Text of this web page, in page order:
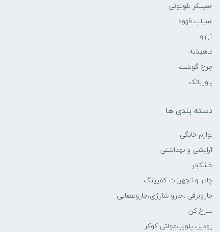
اسپیکر بلوتوثی
اسیاب قهوه
ترازو
ماهیتابه
چرخ گوشت
پاوربانک
دسته بندی ها
لوازم خانگی
آرایشی و بهداشتی
خشکبار
چادر و تجهیزات کمپینگ
جاروبرقی ،جارو شارژی،جاروعصایی
سرخ کن
زودپز، پلوپز،مولتی کوکر